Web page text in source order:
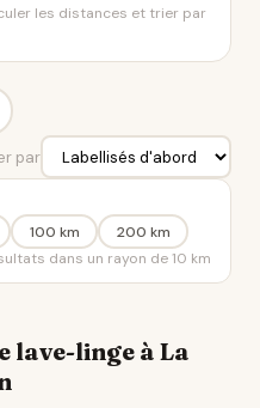
les distances et trier par
par
100 km
200 km
dans un rayon de 10 km
lave-linge à La